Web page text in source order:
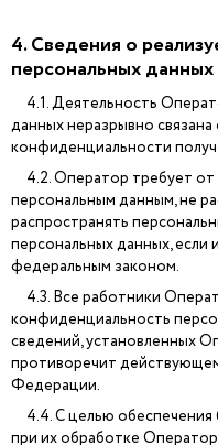
4. Сведения о
персональных данных
4.1. Деятельность
данных неразрывно
конфиденциальности
4.2. Оператор требует от
персональным данным, не
распространять
персональных данных,
федеральным законом.
4.3. Все работники
конфиденциальность
сведений, установленных
противоречит
Федерации.
4.4. С целью обеспечения
при их обработке